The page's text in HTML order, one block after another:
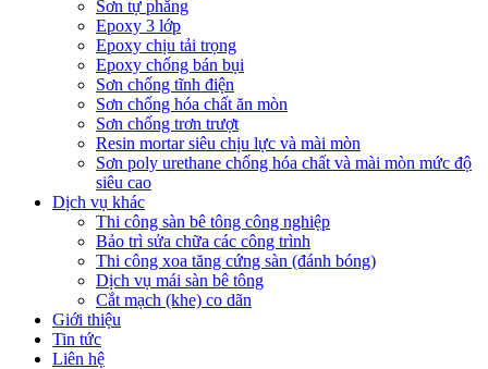
Sơn tự phẳng
Epoxy 3 lớp
Epoxy chịu tải trọng
Epoxy chống bán bụi
Sơn chống tĩnh điện
Sơn chống hóa chất ăn mòn
Sơn chống trơn trượt
Resin mortar siêu chịu lực và mài mòn
Sơn poly urethane chống hóa chất và mài mòn mức độ
siêu cao
Dịch vụ khác
Thi công sàn bê tông công nghiệp
Bảo trì sửa chữa các công trình
Thi công xoa tăng cứng sàn (đánh bóng)
Dịch vụ mái sàn bê tông
Cắt mạch (khe) co dãn
Giới thiệu
Tin tức
Liên hệ